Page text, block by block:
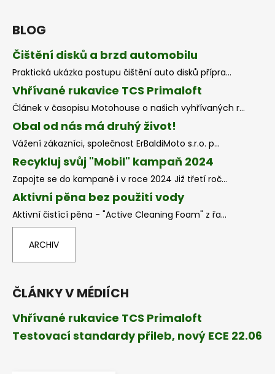
BLOG
Čištění disků a brzd automobilu
Praktická ukázka postupu čištění auto disků přípra...
Vhřívané rukavice TCS Primaloft
Článek v časopisu Motohouse o našich vyhřívaných r...
Obal od nás má druhý život!
Vážení zákazníci, společnost ErBaldiMoto s.r.o. p...
Recykluj svůj "Mobil" kampaň 2024
Zapojte se do kampaně i v roce 2024 Již třetí roč...
Aktivní pěna bez použití vody
Aktivní čistící pěna - "Active Cleaning Foam" z řa...
ARCHIV
ČLÁNKY V MÉDIÍCH
Vhřívané rukavice TCS Primaloft
Testovací standardy přileb, nový ECE 22.06